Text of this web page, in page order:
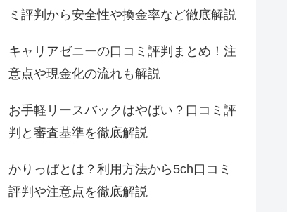
ミ評判から安全性や換金率など徹底解説
キャリアゼニーの口コミ評判まとめ！注
意点や現金化の流れも解説
お手軽リースバックはやばい？口コミ評
判と審査基準を徹底解説
かりっぱとは？利用方法から5ch口コミ
評判や注意点を徹底解説